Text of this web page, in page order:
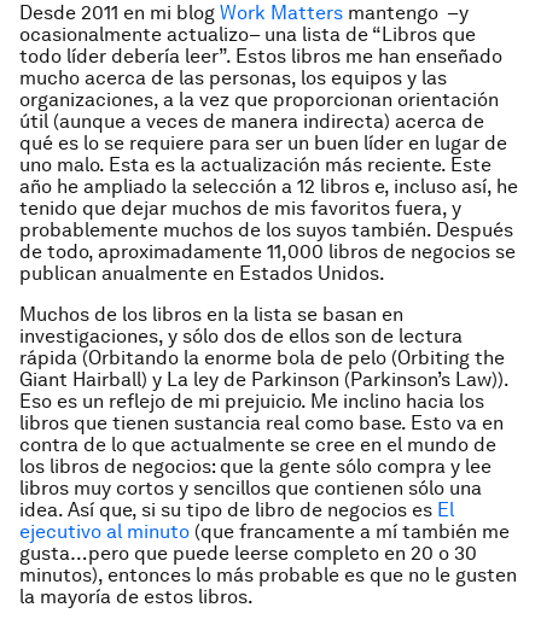
Desde 2011 en mi blog Work Matters mantengo –y
ocasionalmente actualizo– una lista de “Libros que
todo líder debería leer”. Estos libros me han enseñado
mucho acerca de las personas, los equipos y las
organizaciones, a la vez que proporcionan orientación
útil (aunque a veces de manera indirecta) acerca de
qué es lo se requiere para ser un buen líder en lugar de
uno malo. Esta es la actualización más reciente. Este
año he ampliado la selección a 12 libros e, incluso así, he
tenido que dejar muchos de mis favoritos fuera, y
probablemente muchos de los suyos también. Después
de todo, aproximadamente 11,000 libros de negocios se
publican anualmente en Estados Unidos.
Muchos de los libros en la lista se basan en
investigaciones, y sólo dos de ellos son de lectura
rápida (Orbitando la enorme bola de pelo (Orbiting the
Giant Hairball) y La ley de Parkinson (Parkinson’s Law)).
Eso es un reflejo de mi prejuicio. Me inclino hacia los
libros que tienen sustancia real como base. Esto va en
contra de lo que actualmente se cree en el mundo de
los libros de negocios: que la gente sólo compra y lee
libros muy cortos y sencillos que contienen sólo una
idea. Así que, si su tipo de libro de negocios es El
ejecutivo al minuto (que francamente a mí también me
gusta…pero que puede leerse completo en 20 o 30
minutos), entonces lo más probable es que no le gusten
la mayoría de estos libros.